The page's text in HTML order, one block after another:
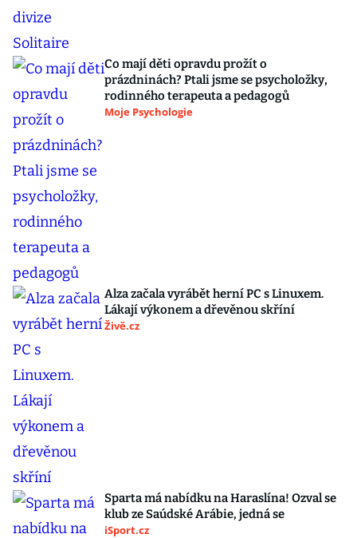
Co mají děti opravdu prožít o
prázdninách? Ptali jsme se psycholožky,
rodinného terapeuta a pedagogů
Moje Psychologie
Alza začala vyrábět herní PC s Linuxem.
Lákají výkonem a dřevěnou skříní
Živě.cz
Sparta má nabídku na Haraslína! Ozval se
klub ze Saúdské Arábie, jedná se
iSport.cz